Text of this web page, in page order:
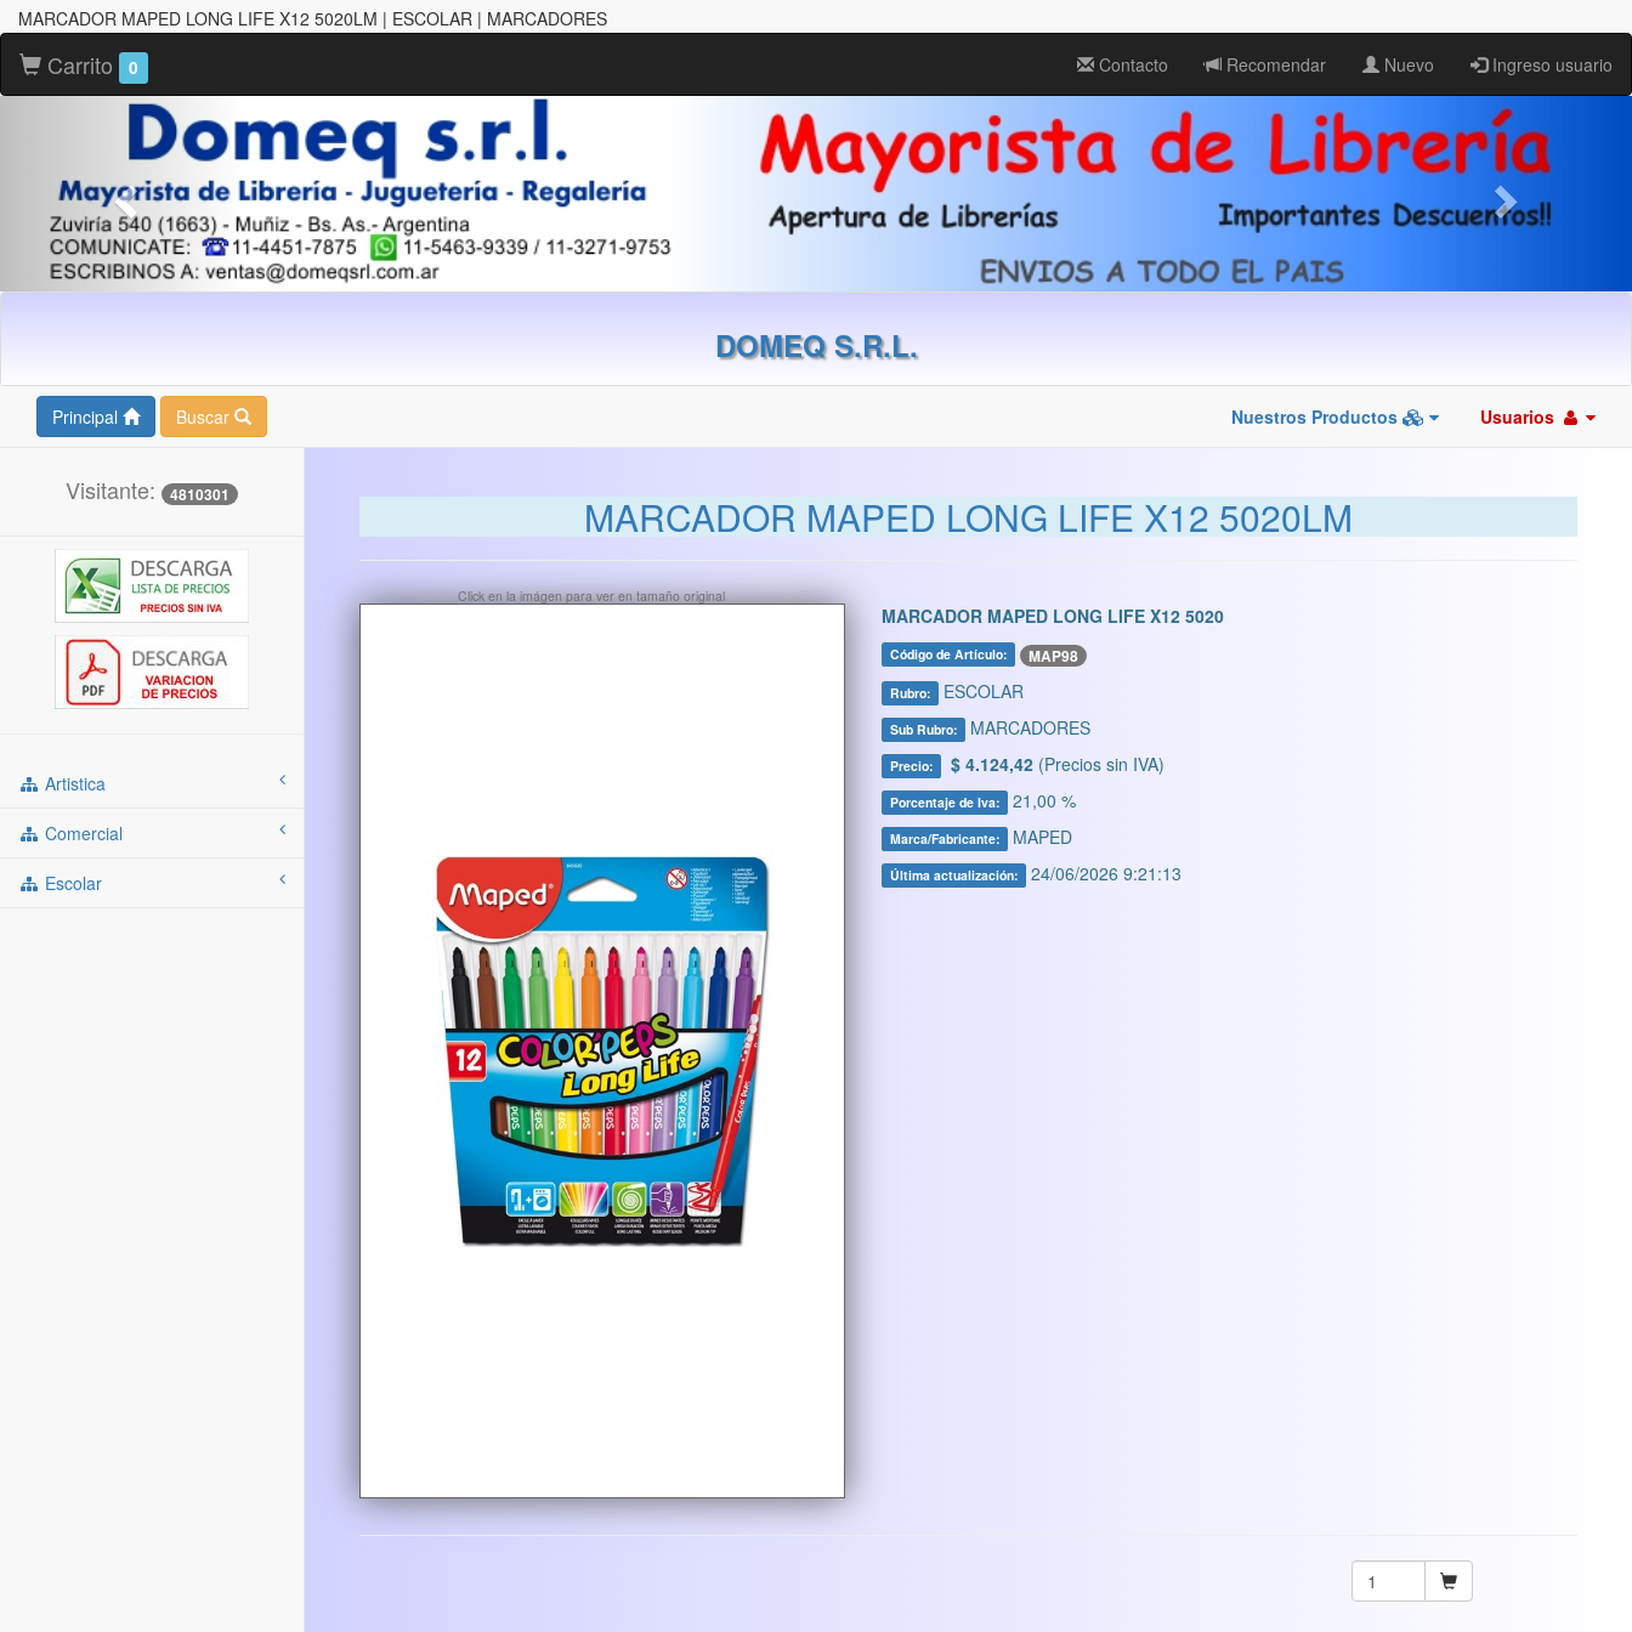
MARCADOR MAPED LONG LIFE X12 5020LM | ESCOLAR | MARCADORES
Carrito 0 Contacto Recomendar Nuevo Ingreso usuario
DOMEQ S.R.L.
Principal Buscar Nuestros Productos Usuarios
Visitante: 4810301
Artistica
Comercial
Escolar
MARCADOR MAPED LONG LIFE X12 5020LM
Click en la imágen para ver en tamaño original
MARCADOR MAPED LONG LIFE X12 5020
Código de Artículo: MAP98
Rubro: ESCOLAR
Sub Rubro: MARCADORES
Precio: $ 4.124,42 (Precios sin IVA)
Porcentaje de Iva: 21,00 %
Marca/Fabricante: MAPED
Última actualización: 24/06/2026 9:21:13